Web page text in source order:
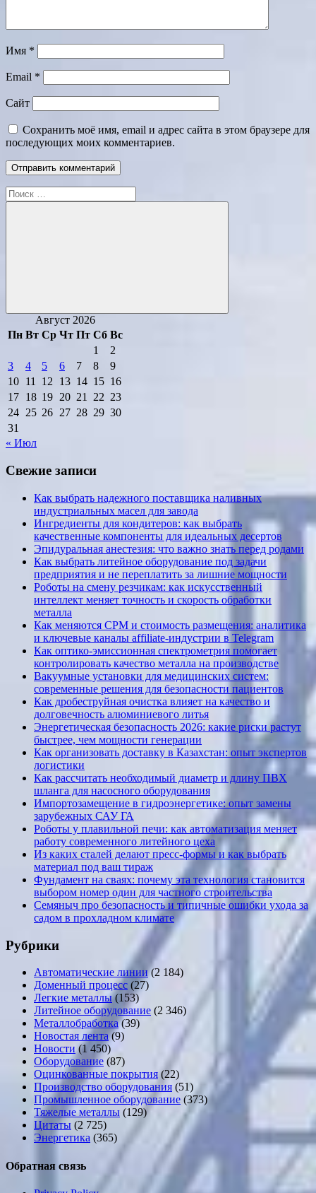
Имя *
Email *
Сайт
Сохранить моё имя, email и адрес сайта в этом браузере для
последующих моих комментариев.
Поиск
для:
Поиск
Август 2026
Пн Вт Ср Чт Пт Сб Вс
1
2
3
4 5 6 7 8
9
10 11 12 13 14 15 16
17 18 19 20 21 22 23
24 25 26 27 28 29 30
31
« Июл
Свежие записи
Как выбрать надежного поставщика наливных
индустриальных масел для завода
Ингредиенты для кондитеров: как выбрать
качественные компоненты для идеальных десертов
Эпидуральная анестезия: что важно знать перед родами
Как выбрать литейное оборудование под задачи
предприятия и не переплатить за лишние мощности
Роботы на смену резчикам: как искусственный
интеллект меняет точность и скорость обработки
металла
Как меняются CPM и стоимость размещения: аналитика
и ключевые каналы affiliate-индустрии в Telegram
Как оптико-эмиссионная спектрометрия помогает
контролировать качество металла на производстве
Вакуумные установки для медицинских систем:
современные решения для безопасности пациентов
Как дробеструйная очистка влияет на качество и
долговечность алюминиевого литья
Энергетическая безопасность 2026: какие риски растут
быстрее, чем мощности генерации
Как организовать доставку в Казахстан: опыт экспертов
логистики
Как рассчитать необходимый диаметр и длину ПВХ
шланга для насосного оборудования
Импортозамещение в гидроэнергетике: опыт замены
зарубежных САУ ГА
Роботы у плавильной печи: как автоматизация меняет
работу современного литейного цеха
Из каких сталей делают пресс-формы и как выбрать
материал под ваш тираж
Фундамент на сваях: почему эта технология становится
выбором номер один для частного строительства
Семяныч про безопасность и типичные ошибки ухода за
садом в прохладном климате
Рубрики
Автоматические линии(2 184)
Доменный процесс (27)
Легкие металлы(153)
Литейное оборудование (2 346)
Металлобработка(39)
Новостая лента(9)
Новости (1 450)
Оборудование (87)
Оцинкованные покрытия (22)
Производство оборудования (51)
Промышленное оборудование (373)
Тяжелые металлы (129)
Цитаты (2 725)
Энергетика (365)
Обратная связь